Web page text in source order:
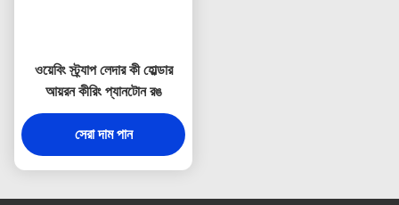
ওয়েবিং স্ট্র্যাপ লেদার কী হোল্ডার
আয়রন কীরিং প্যানটোন রঙ
সেরা দাম পান